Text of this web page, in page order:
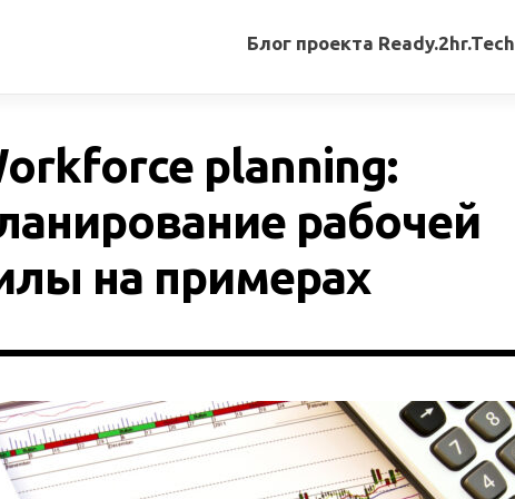
Блог проекта Ready.2hr.Tech
Переводы
Авторские
материалы
planning:
рабочей
на примерах